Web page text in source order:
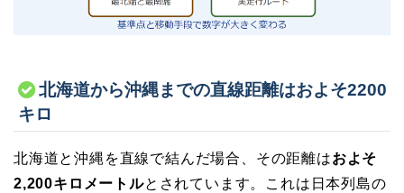
北海道から沖縄までの直線距離はおよそ2200
キロ
北海道と沖縄を直線で結んだ場合、その距離はおよそ
2,200キロメートルとされています。これは日本列島の